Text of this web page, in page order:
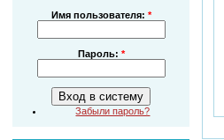
Имя пользователя: *
Пароль: *
Забыли пароль?